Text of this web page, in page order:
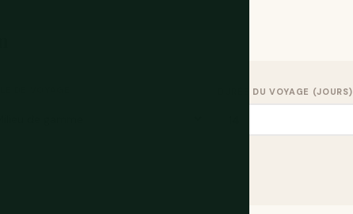
DURÉE DU VOYAGE (JOURS)